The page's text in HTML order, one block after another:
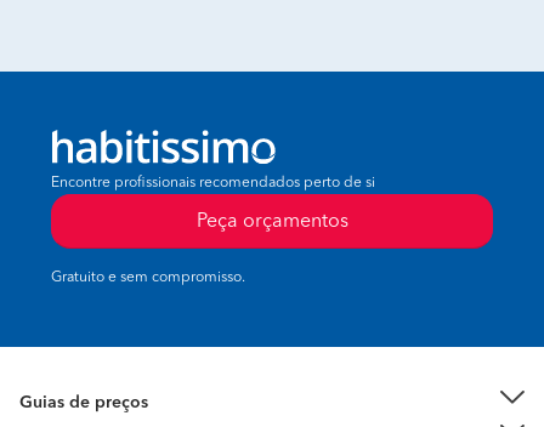
Encontre profissionais recomendados perto de si
Peça orçamentos
Gratuito e sem compromisso.
Guias de preços